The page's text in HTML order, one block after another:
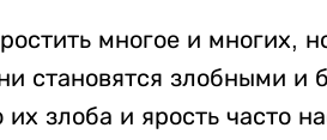
многое и многих,
становятся злобными
их злоба и ярость часто